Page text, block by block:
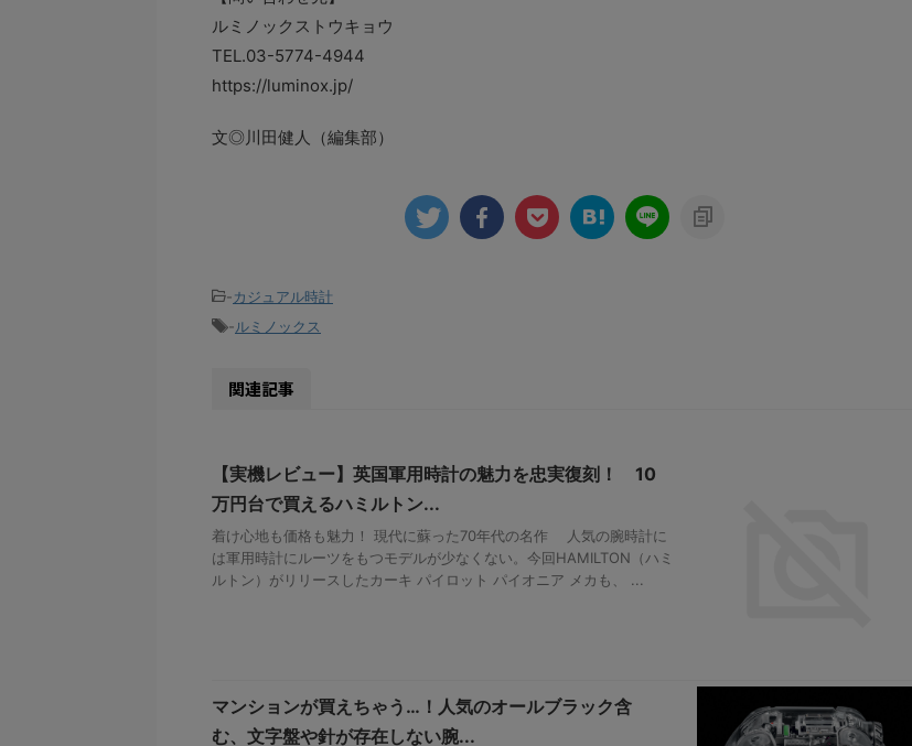
ルミノックストウキョウ
TEL.03-5774-4944
https://luminox.jp/
文◎川田健人（編集部）
-カジュアル時計
-ルミノックス
関連記事
【実機レビュー】英国軍用時計の魅力を忠実復刻！ 10
万円台で買えるハミルトン...
着け心地も価格も魅力！ 現代に蘇った70年代の名作 人気の腕時計に
は軍用時計にルーツをもつモデルが少なくない。今回HAMILTON（ハミ
ルトン）がリリースしたカーキ パイロット パイオニア メカも、 ...
マンションが買えちゃう…！人気のオールブラック含
む、文字盤や針が存在しない腕...